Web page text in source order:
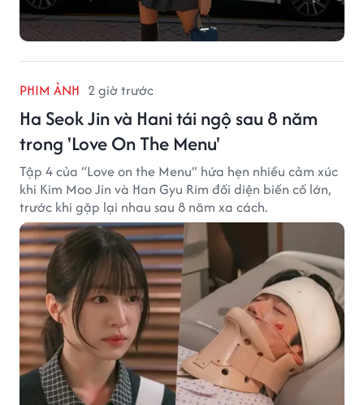
PHIM ẢNH 2 giờ trước
Ha Seok Jin và Hani tái ngộ sau 8 năm
trong 'Love On The Menu'
Tập 4 của “Love on the Menu” hứa hẹn nhiều cảm xúc
khi Kim Moo Jin và Han Gyu Rim đối diện biến cố lớn,
trước khi gặp lại nhau sau 8 năm xa cách.